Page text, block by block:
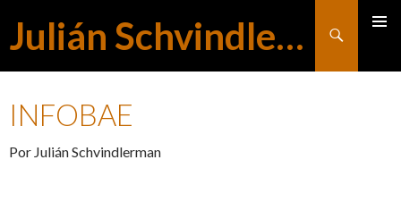
Julián Schvindlerman
Buscar
INFOBAE
Por Julián Schvindlerman